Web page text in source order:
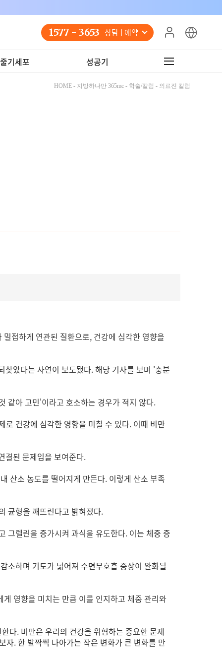
1577 - 3653 상담 예약
기세포 성공기
HOME - 지방하나만 365mc - 학술/칼럼 - 의료진 칼럼
접하게 연관된 질환으로, 건강에 심각한 영향을
았다는 사연이 보도됐다. 해당 기사를 보며 '충분
같아 고민'이라고 호소하는 경우가 적지 않다.
건강에 심각한 영향을 미칠 수 있다. 이때 비만
결된 문제임을 보여준다.
산소 농도를 떨어지게 만든다. 이렇게 산소 부족
균형을 깨뜨린다고 밝혀졌다.
그렐린을 증가시켜 과식을 유도한다. 이는 체중 증
소하며 기도가 넓어져 수면무호흡 증상이 완화될
영향을 미치는 만큼 이를 인지하고 체중 관리와
다. 비만은 우리의 건강을 위협하는 중요한 문제
자. 한 발짝씩 나아가는 작은 변화가 큰 변화를 만